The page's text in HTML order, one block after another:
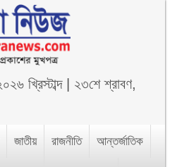
খ্রিস্টাব্দ| ২৩শে শ্রাবণ,
জাতীয় রাজনীতি আন্তর্জাতিক